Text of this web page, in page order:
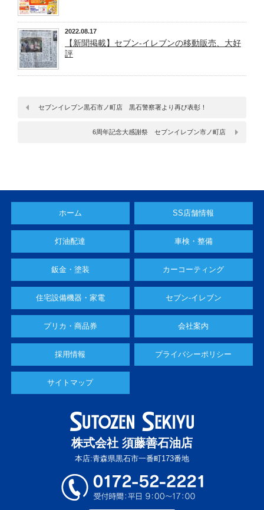
2022.08.17
【新聞掲載】セブン-イレブンの移動販売、大好
評
セブンイレブン黒石市ノ町店 黒石警察署より再び表彰！
6周年記念大感謝祭 セブンイレブン市ノ町店
ホーム SS店舗情報
灯油配達 車検・整備
鈑金・塗装 カーコーティング
住宅設備機器・家電 セブン-イレブン
プリカ・商品券 会社案内
採用情報 プライバシーポリシー
サイトマップ
株式会社 須藤善石油店
本店:青森県黒石市一番町173番地